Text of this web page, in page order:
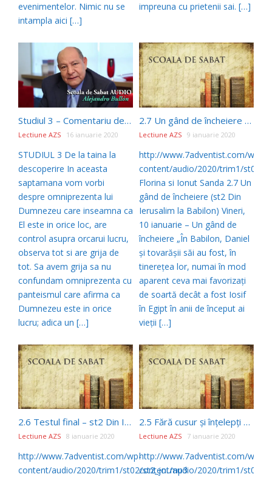
evenimentelor. Nimic nu se
intampla aici […]
impreuna cu prietenii sai. […]
Studiul 3 – Comentariu de Alejandro Bullon
Lectiune AZS 16 ianuarie 2020
STUDIUL 3 De la taina la
descoperire In aceasta
saptamana vom vorbi
despre omniprezenta lui
Dumnezeu care inseamna ca
El este in orice loc, are
control asupra orcarui lucru,
observa tot si are grija de
tot. Sa avem grija sa nu
confundam omniprezenta cu
panteismul care afirma ca
Dumnezeu este in orice
lucru; adica un […]
2.7 Un gând de încheiere – st2 Din Ierusalim la Babilon
Lectiune AZS 9 ianuarie 2020
http://www.7adventist.com/wp-
content/audio/2020/trim1/st02/
Florina si Ionut Sanda 2.7 Un
gând de încheiere (st2 Din
Ierusalim la Babilon) Vineri,
10 ianuarie – Un gând de
încheiere „În Babilon, Daniel
şi tovarăşii săi au fost, în
tinereţea lor, numai în mod
aparent ceva mai favorizaţi
de soartă decât a fost Iosif
în Egipt în anii de început ai
vieţii […]
2.6 Testul final – st2 Din Ierusalim la Babilon
Lectiune AZS 8 ianuarie 2020
http://www.7adventist.com/wp-
content/audio/2020/trim1/st02/st2_joi.mp3
2.5 Fără cusur şi înţelepţi – st2 Din Ierusalim la Babilon
Lectiune AZS 7 ianuarie 2020
http://www.7adventist.com/wp-
content/audio/2020/trim1/st02/